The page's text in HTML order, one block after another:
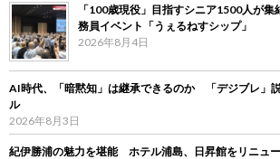
「100歳現役」目指すシニア1500人が
務員イベント「うぇるねすシップ」
2026年8月4日
AI時代、「暗黙知」は継承できるのか 「デジブレ」
ル
2026年8月3日
紀伊勝浦の魅力を堪能 ホテル浦島、日昇館をリニュ